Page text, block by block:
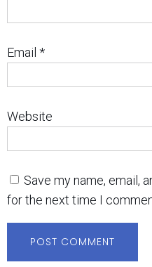
Email *
Website
Save my name, email,
for the next time I